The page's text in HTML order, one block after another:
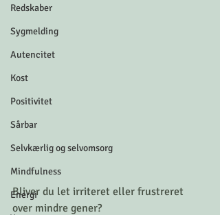
Redskaber
Sygmelding
Autencitet
Kost
Positivitet
Sårbar
Selvkærlig og selvomsorg
Mindfulness
Energi
Bliver du let irriteret eller frustreret
over mindre gener?